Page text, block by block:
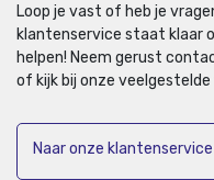
Loop je vast of heb je
klantenservice staat klaar
helpen! Neem gerust
of kijk bij onze veelgestelde
Naar onze klantenservice